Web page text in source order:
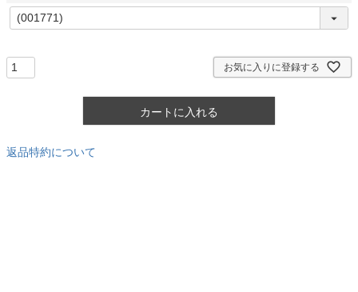
(
必
お気に入りに登録する
カートに入れる
返品特約について